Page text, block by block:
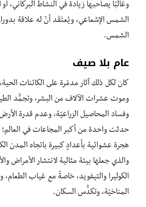
وغالبًا يصاحبها زيادة في النشاط البركاني،
الشمس الإشعاعي، ويُعتَقَد أنّ له علاقة
الشمس.
عام بلا صيف
كان لكل ذلك آثار مدمّرة على الكائنات
وموت عشرات الآلاف من البشر، وتجمُّد
وفساد المحاصيل الزراعيّة، وعدم قدرة الأرض
حدثت واحدة من أكبر المجاعات في
هجرة عشوائية بأعدادٍ كبيرة باتجاه المدن
والذي جعلها بيئة مثالية لانتشار الأمراض
الكوليرا والتيفويد، خاصةً مع غياب
المناخيّة، وتكدُّس السكان.